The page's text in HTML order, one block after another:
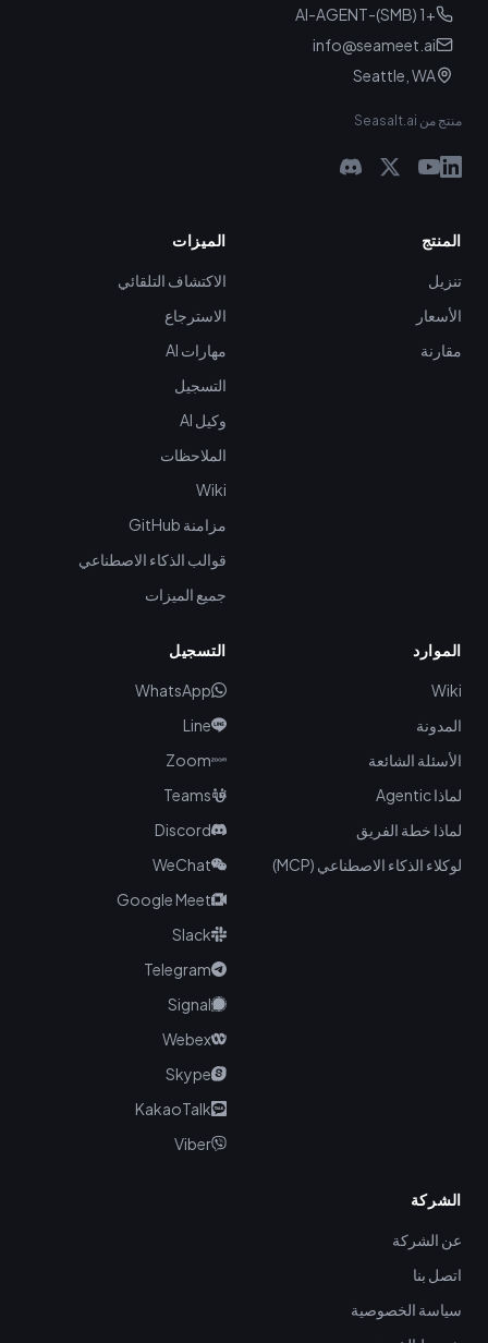
+1 (SMB)-AI-AGENT
info@seameet.ai
Seattle, WA
منتج من Seasalt.ai
المنتج
تنزيل
الأسعار
مقارنة
الميزات
الاكتشاف التلقائي
الاسترجاع
مهارات AI
التسجيل
وكيل AI
الملاحظات
Wiki
مزامنة GitHub
قوالب الذكاء الاصطناعي
جميع الميزات
الموارد
Wiki
المدونة
الأسئلة الشائعة
لماذا Agentic
لماذا خطة الفريق
لوكلاء الذكاء الاصطناعي (MCP)
التسجيل
WhatsApp
Line
Zoom
Teams
Discord
WeChat
Google Meet
Slack
Telegram
Signal
Webex
Skype
KakaoTalk
Viber
الشركة
عن الشركة
اتصل بنا
سياسة الخصوصية